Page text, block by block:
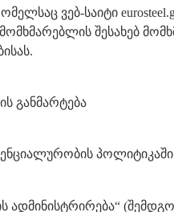
ვებ-საიტი
შესახებ
განმარტება
პოლიტიკაში
ადმინისტრირება“